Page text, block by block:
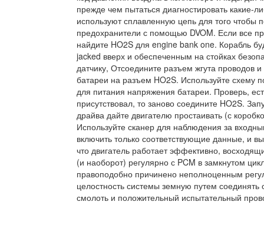
прежде чем пытаться диагностировать какие-
используют сплавленную цепь для того чтобы
предохранители с помощью DVOM. Если все
найдите HO2S для engine bank one. Корабль
jacked вверх и обеспеченным на стойках
датчику, Отсоедините разъем жгута
батареи на разъем HO2S. Используйте схему
для питания напряжения батареи. Проверь,
присутствовал, то заново соедините HO2S.
драйва дайте двигателю простаивать (с
Используйте сканер для наблюдения за
включить только соответствующие данные, и
что двигатель работает эффективно,
(и наоборот) регулярно с PCM в замкнутом
правоподобно причинено неполноценным
целостность системы земную путем
смолоть и положительный испытательный